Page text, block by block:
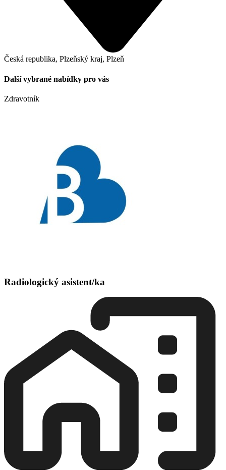
Česká republika, Plzeňský kraj, Plzeň
Další vybrané nabídky pro vás
Zdravotník
Radiologický asistent/ka